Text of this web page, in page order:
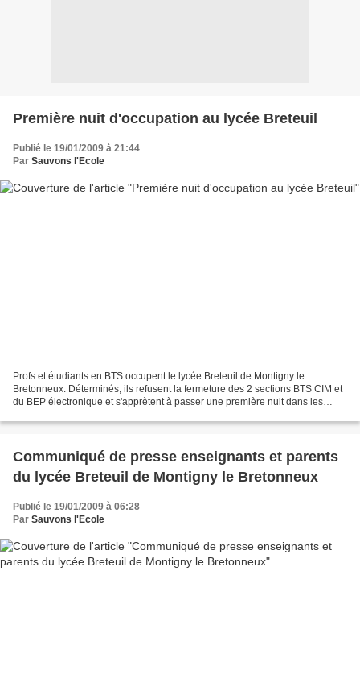
Première nuit d'occupation au lycée Breteuil
Publié le 19/01/2009 à 21:44
Par Sauvons l'Ecole
Profs et étudiants en BTS occupent le lycée Breteuil de Montigny le
Bretonneux. Déterminés, ils refusent la fermeture des 2 sections BTS CIM et
du BEP électronique et s'apprètent à passer une première nuit dans les
Communiqué de presse enseignants et parents
du lycée Breteuil de Montigny le Bretonneux
Publié le 19/01/2009 à 06:28
Par Sauvons l'Ecole